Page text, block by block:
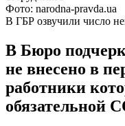
Фото: narodna-pravda.ua
В ГБР озвучили число
В Бюро
не внесено в
работники
обязательной